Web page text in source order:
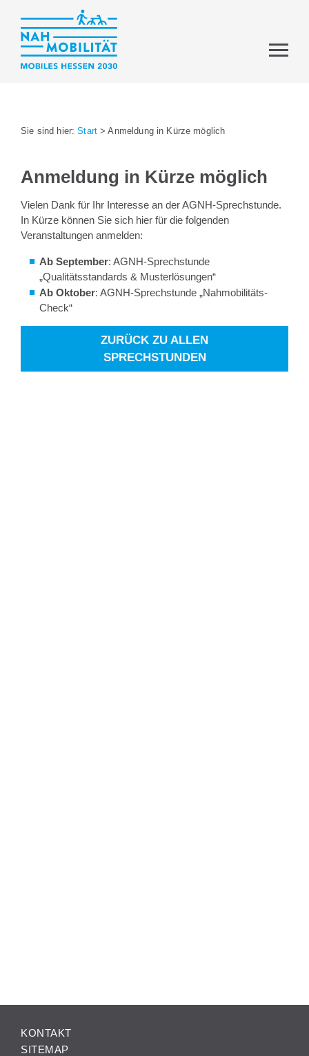
Sie sind hier:Start >Anmeldung in Kürze möglich
Anmeldung in Kürze möglich
Vielen Dank für Ihr Interesse an der AGNH-Sprechstunde.
In Kürze können Sie sich hier für die folgenden
Veranstaltungen anmelden:
Ab September: AGNH-Sprechstunde
„Qualitätsstandards & Musterlösungen“
Ab Oktober: AGNH-Sprechstunde „Nahmobilitäts-
Check“
ZURÜCK ZU ALLEN
SPRECHSTUNDEN
KONTAKT
SITEMAP